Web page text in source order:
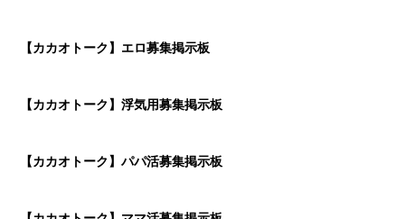
【カカオトーク】エロ募集掲示板
【カカオトーク】浮気用募集掲示板
【カカオトーク】パパ活募集掲示板